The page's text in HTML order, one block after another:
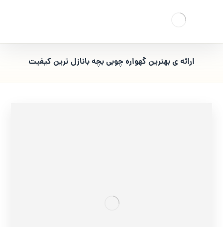
ارائه ی بهترین گهواره چوبی بچه بانازل ترین کیفیت